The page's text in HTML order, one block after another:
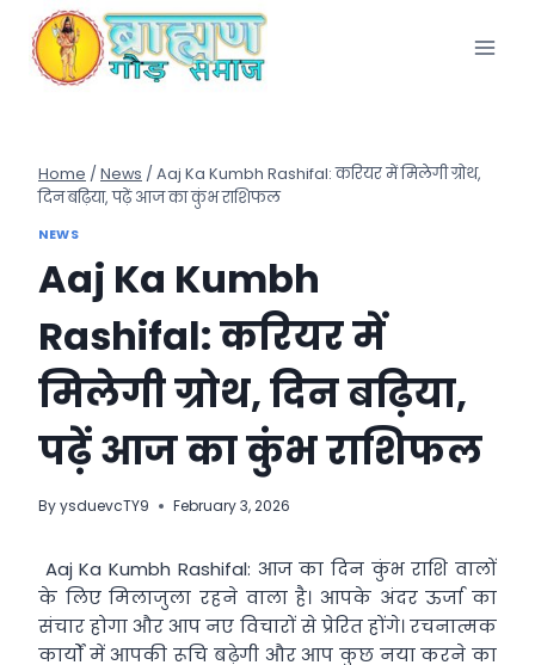
content
Home / News / Aaj Ka Kumbh Rashifal: करियर में मिलेगी ग्रोथ,
दिन बढ़िया, पढ़ें आज का कुंभ राशिफल
NEWS
Aaj Ka Kumbh
Rashifal: करियर में
मिलेगी ग्रोथ, दिन बढ़िया,
पढ़ें आज का कुंभ राशिफल
ByysduevcTY9 February 3, 2026
Aaj Ka Kumbh Rashifal: आज का दिन कुंभ राशि वालों
के लिए मिलाजुला रहने वाला है। आपके अंदर ऊर्जा का
संचार होगा और आप नए विचारों से प्रेरित होंगे। रचनात्मक
कार्यों में आपकी रूचि बढ़ेगी और आप कुछ नया करने का